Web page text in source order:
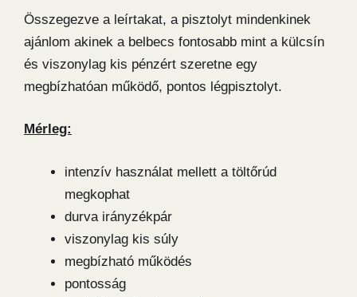
Összegezve a leírtakat, a pisztolyt mindenkinek
ajánlom akinek a belbecs fontosabb mint a külcsín
és viszonylag kis pénzért szeretne egy
megbízhatóan működő, pontos légpisztolyt.
Mérleg:
intenzív használat mellett a töltőrúd
megkophat
durva irányzékpár
viszonylag kis súly
megbízható működés
pontosság